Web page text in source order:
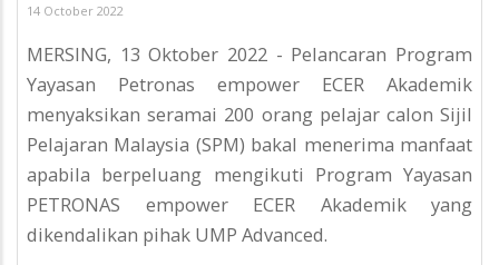
14 October 2022
MERSING, 13 Oktober 2022 - Pelancaran Program
Yayasan Petronas empower ECER Akademik
menyaksikan seramai 200 orang pelajar calon Sijil
Pelajaran Malaysia (SPM) bakal menerima manfaat
apabila berpeluang mengikuti Program Yayasan
PETRONAS empower ECER Akademik yang
dikendalikan pihak UMP Advanced.